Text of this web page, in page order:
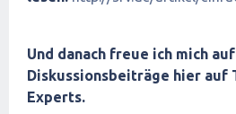
Und danach freue ich mich
Diskussionsbeiträge hier auf
Experts.